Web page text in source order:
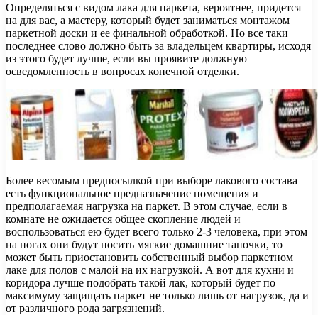
Определяться с видом лака для паркета, вероятнее, придется
на для вас, а мастеру, который будет заниматься монтажом
паркетной доски и ее финальной обработкой. Но все таки
последнее слово должно быть за владельцем квартиры, исходя
из этого будет лучше, если вы проявите должную
осведомленность в вопросах конечной отделки.
Более весомым предпосылкой при выборе лакового состава
есть функциональное предназначение помещения и
предполагаемая нагрузка на паркет. В этом случае, если в
комнате не ожидается общее скопление людей и
воспользоваться ею будет всего только 2-3 человека, при этом
на ногах они будут носить мягкие домашние тапочки, то
может быть приостановить собственный выбор паркетном
лаке для полов с малой на их нагрузкой. А вот для кухни и
коридора лучше подобрать такой лак, который будет по
максимуму защищать паркет не только лишь от нагрузок, да и
от различного рода загрязнений.